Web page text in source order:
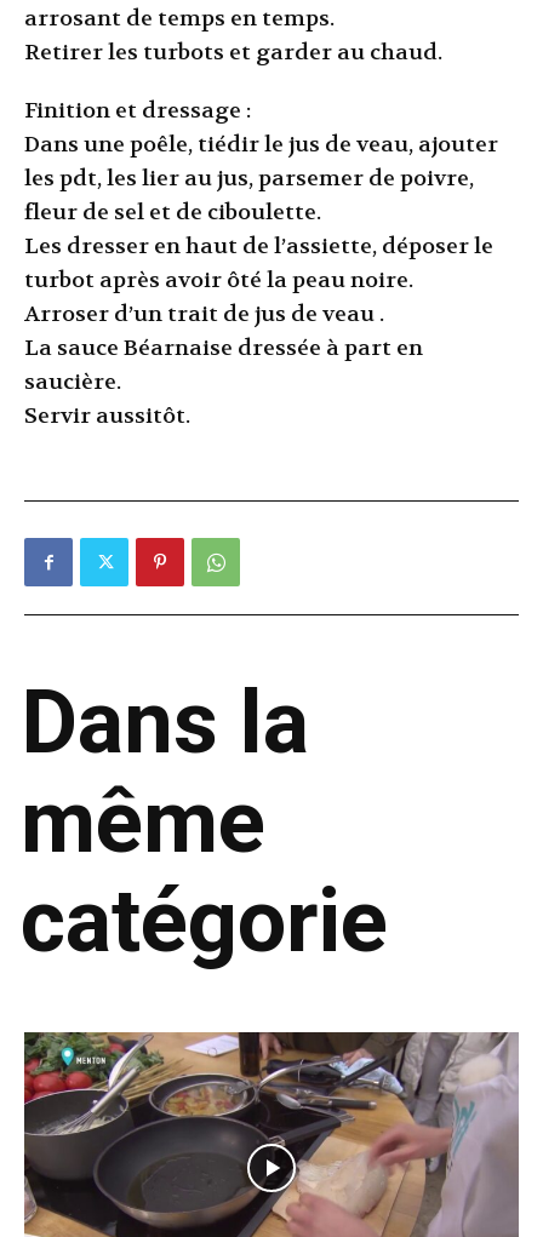
arrosant de temps en temps.
Retirer les turbots et garder au chaud.
Finition et dressage :
Dans une poêle, tiédir le jus de veau, ajouter
les pdt, les lier au jus, parsemer de poivre,
fleur de sel et de ciboulette.
Les dresser en haut de l’assiette, déposer le
turbot après avoir ôté la peau noire.
Arroser d’un trait de jus de veau .
La sauce Béarnaise dressée à part en
saucière.
Servir aussitôt.
Dans la
même
catégorie